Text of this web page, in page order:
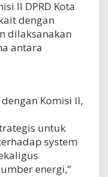
II DPRD Kota
dengan
dilaksanakan
antara
Komisi II,
untuk
system
energi,”